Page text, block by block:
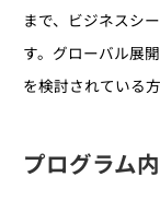
まで、ビジネスシ
す。グローバル展
を検討されている
プログラム